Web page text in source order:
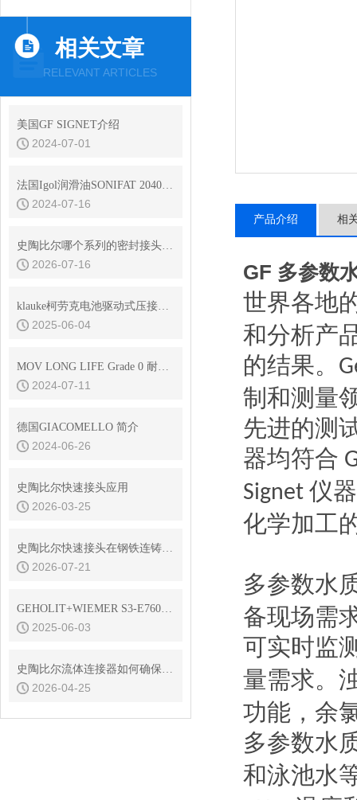
相关文章
RELEVANT ARTICLES
美国GF SIGNET介绍
2024-07-01
法国Igol润滑油SONIFAT 2040DW
2024-07-16
史陶比尔哪个系列的密封接头性价比
2026-07-16
klauke柯劳克电池驱动式压接工具EK50ML适用于什么模具
2025-06-04
MOV LONG LIFE Grade 0 耐高温 核级耐辐射润滑脂
2024-07-11
德国GIACOMELLO 简介
2024-06-26
史陶比尔快速接头应用
2026-03-25
史陶比尔快速接头在钢铁连铸设备结晶器冷却水快换中的耐振动性
2026-07-21
GEHOLIT+WIEMER S3-E7600耐高温油漆
2025-06-03
史陶比尔流体连接器如何确保连接处的密封？
2026-04-25
产品介绍 相
GF 多参数
世界各地
和分析产
的结果。
制和测量
先进的测
器均符合
Signet 仪
化学加工
多参数水
备现场需
可实时监
量需求。
功能，余
多参数水
和泳池水